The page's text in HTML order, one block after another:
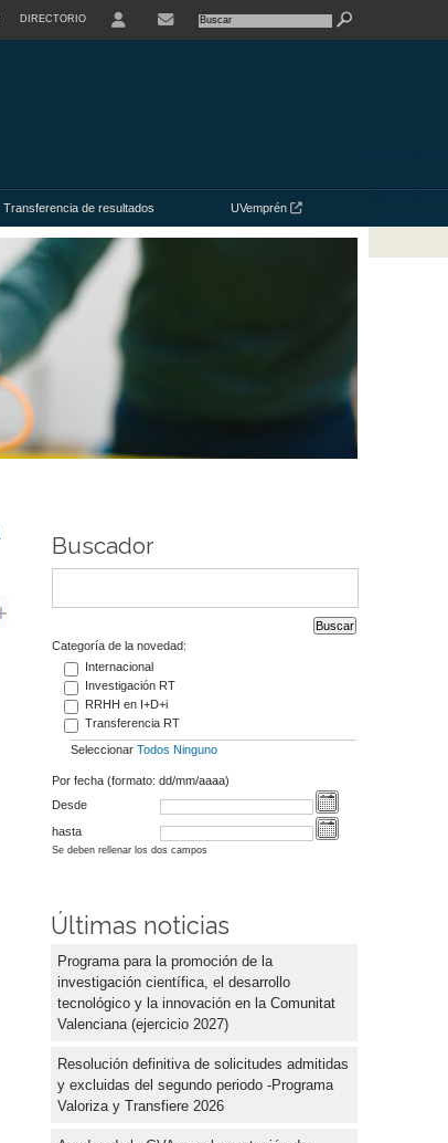
DIRECTORIO
Transferencia de resultados UVemprén
Buscador
Categoría de la novedad:
Internacional
Investigación RT
RRHH en I+D+i
Transferencia RT
Seleccionar Todos Ninguno
Por fecha (formato: dd/mm/aaaa)
Desde
hasta
Se deben rellenar los dos campos
Últimas noticias
Programa para la promoción de la
investigación científica, el desarrollo
tecnológico y la innovación en la Comunitat
Valenciana (ejercicio 2027)
Resolución definitiva de solicitudes admitidas
y excluidas del segundo periodo -Programa
Valoriza y Transfiere 2026